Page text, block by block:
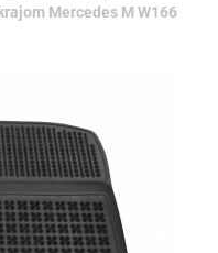
Mercedes M W166